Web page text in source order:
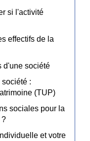
si l'activité
effectifs de la
d'une société
:
(TUP)
sociales pour la
?
et votre